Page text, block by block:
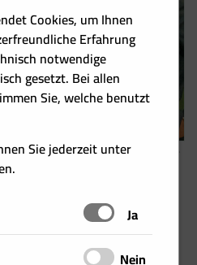
Verband), Prof. Franz Josef Radermacher
(BMNT)
Paris-Lücke schließen
Cookies, um Ihnen
Erfahrung
notwendige
gesetzt. Bei allen
Sie, welche benutzt
Sie jederzeit unter
Schalten
Ja
Funktionieren der Website
SchaltenNein